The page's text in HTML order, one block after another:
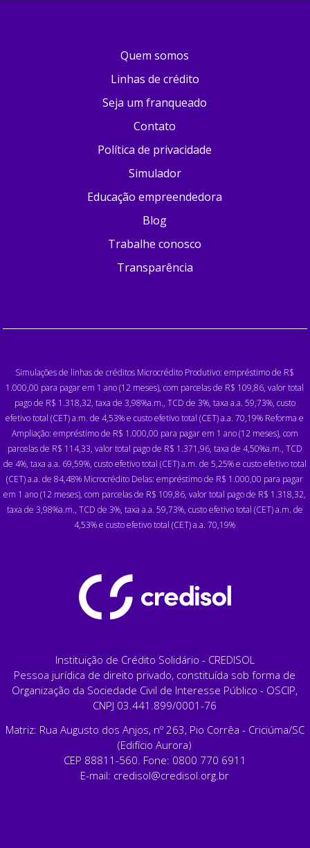
Quem somos
Linhas de crédito
Seja um franqueado
Contato
Política de privacidade
Simulador
Educação empreendedora
Blog
Trabalhe conosco
Transparência
Simulações de linhas de créditos Microcrédito Produtivo: empréstimo de R$
1.000,00 para pagar em 1 ano (12 meses), com parcelas de R$ 109,86, valor total
pago de R$ 1.318,32, taxa de 3,98%a.m., TCD de 3%, taxa a.a. 59,73%, custo
efetivo total (CET) a.m. de 4,53% e custo efetivo total (CET) a.a. 70,19% Reforma e
Ampliação: empréstimo de R$ 1.000,00 para pagar em 1 ano (12 meses), com
parcelas de R$ 114,33, valor total pago de R$ 1.371,96, taxa de 4,50%a.m., TCD
de 4%, taxa a.a. 69,59%, custo efetivo total (CET) a.m. de 5,25% e custo efetivo total
(CET) a.a. de 84,48% Microcrédito Delas: empréstimo de R$ 1.000,00 para pagar
em 1 ano (12 meses), com parcelas de R$ 109,86, valor total pago de R$ 1.318,32,
taxa de 3,98%a.m., TCD de 3%, taxa a.a. 59,73%, custo efetivo total (CET) a.m. de
4,53% e custo efetivo total (CET) a.a. 70,19%
Instituição de Crédito Solidário - CREDISOL
Pessoa jurídica de direito privado, constituída sob forma de
Organização da Sociedade Civil de Interesse Público - OSCIP,
CNPJ 03.441.899/0001-76
Matriz: Rua Augusto dos Anjos, nº 263, Pio Corrêa - Criciúma/SC
(Edifício Aurora)
CEP 88811-560. Fone: 0800 770 6911
E-mail: credisol@credisol.org.br